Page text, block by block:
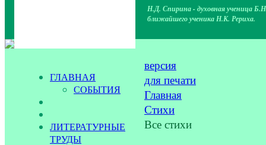
Н.Д. Спирина - духовная ученица
ближайшего ученика Н.К. Рериха.
ГЛАВНАЯ
СОБЫТИЯ
ЛИТЕРАТУРНЫЕ
ТРУДЫ
версия
для печати
Главная
Стихи
Все стихи